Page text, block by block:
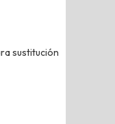
sustitución